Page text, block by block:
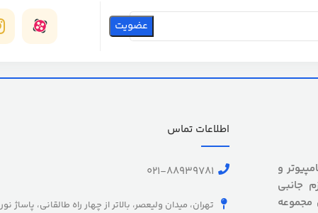
کامپیوتر و
جانبی
مجموعه
اطلاعات تماس
021-88939781
تهران، میدان ولیعصر، بالاتر از چهار راه طالقانی، پاساژ